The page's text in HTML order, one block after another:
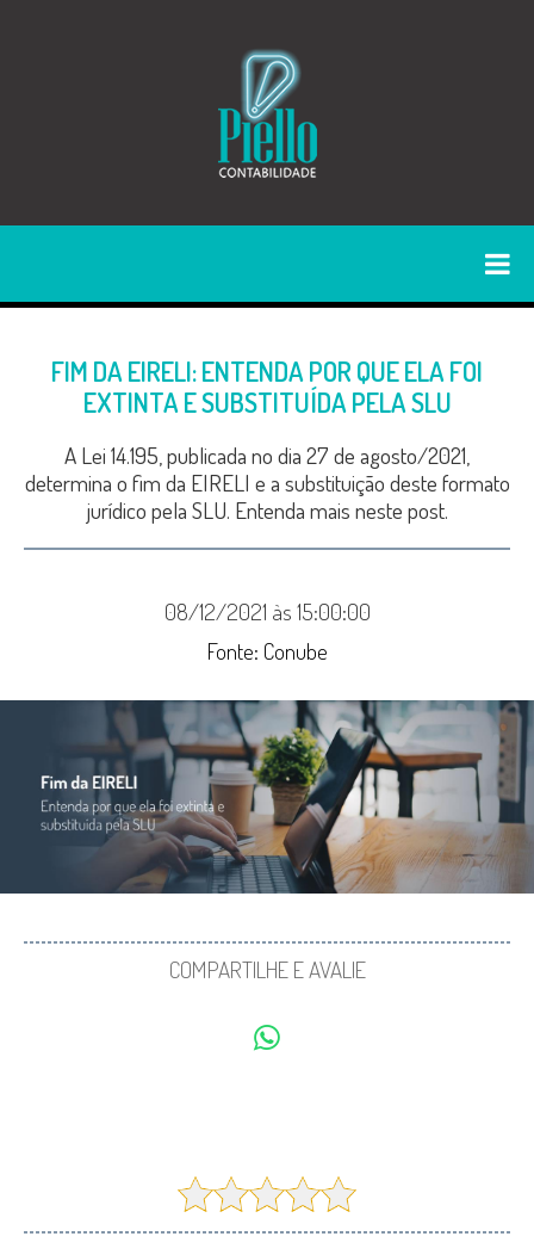
FIM DA EIRELI: ENTENDA POR QUE ELA FOI
EXTINTA E SUBSTITUÍDA PELA SLU
A Lei 14.195, publicada no dia 27 de agosto/2021,
determina o fim da EIRELI e a substituição deste formato
jurídico pela SLU. Entenda mais neste post.
08/12/2021 às 15:00:00
Fonte: Conube
COMPARTILHE E AVALIE